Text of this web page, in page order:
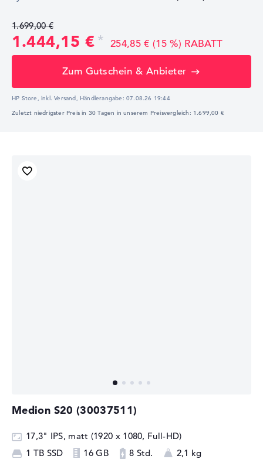
1.699,00 €
1.444,15 € 254,85 € (15 %) RABATT
Zum Gutschein & Anbieter
HP Store, inkl. Versand, Händlerangabe:07.08.26 19:44
Zuletzt niedrigster Preis in 30 Tagen in unserem Preisvergleich: 1.699,00 €
Medion S20 (30037511)
17,3" IPS, matt (1920 x 1080, Full-HD)
1 TB SSD
16 GB 8 Std.
2,1 kg